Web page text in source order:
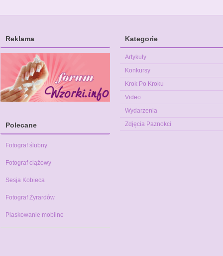
Reklama
Polecane
Fotograf ślubny
Fotograf ciążowy
Sesja Kobieca
Fotograf Żyrardów
Piaskowanie mobilne
Kategorie
Artykuły
Konkursy
Krok Po Kroku
Video
Wydarzenia
Zdjęcia Paznokci